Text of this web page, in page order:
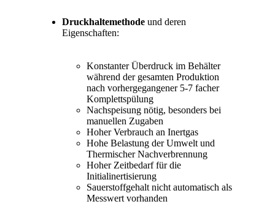
Druckhaltemethode und deren
Eigenschaften:
Konstanter Überdruck im Behälter
während der gesamten Produktion
nach vorhergegangener 5-7 facher
Komplettspülung
Nachspeisung nötig, besonders bei
manuellen Zugaben
Hoher Verbrauch an Inertgas
Hohe Belastung der Umwelt und
Thermischer Nachverbrennung
Hoher Zeitbedarf für die
Initialinertisierung
Sauerstoffgehalt nicht automatisch als
Messwert vorhanden